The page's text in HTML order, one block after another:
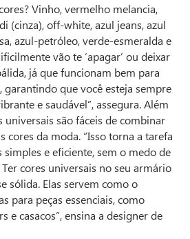
Vinho, vermelho melancia,
(cinza), off-white, azul jeans, azul
azul-petróleo, verde-esmeralda e
vão te ‘apagar’ ou deixar
já que funcionam bem para
garantindo que você esteja sempre
e saudável”, assegura. Além
universais são fáceis de combinar
cores da moda. “Isso torna a tarefa
e eficiente, sem o medo de
cores universais no seu armário
sólida. Elas servem como o
para peças essenciais, como
e casacos”, ensina a designer de